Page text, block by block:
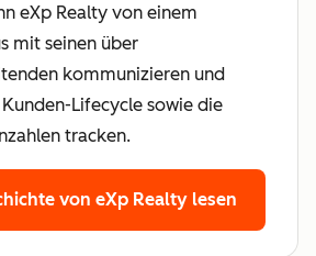
eXp Realty von einem
mit seinen über
kommunizieren und
Lifecycle sowie die
tracken.
von eXp Realty lesen